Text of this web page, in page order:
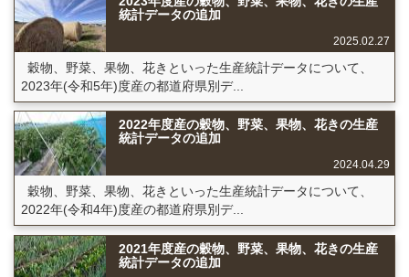
統計データの追加
2025.02.27
穀物、野菜、果物、花きといった生産統計データについて、
2023年(令和5年)度産の都道府県別デ...
2022年度産の穀物、野菜、果物、花きの生産
統計データの追加
2024.04.29
穀物、野菜、果物、花きといった生産統計データについて、
2022年(令和4年)度産の都道府県別デ...
2021年度産の穀物、野菜、果物、花きの生産
統計データの追加